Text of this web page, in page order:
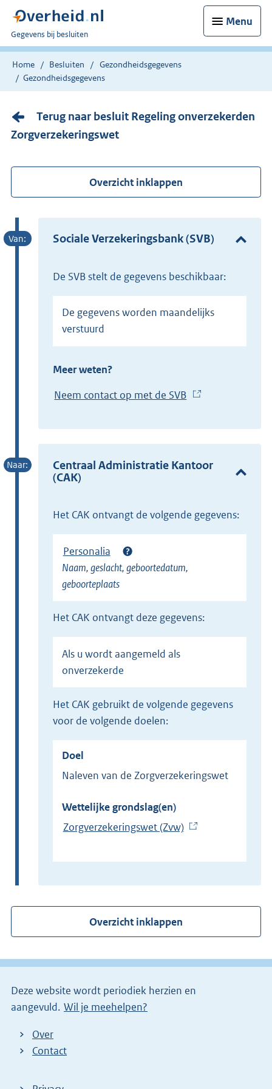
Menu
U
bent
nu
hier:
Gegevens bij besluiten
Home Besluiten
Gezondheidsgegevens
Gezondheidsgegevens
Terug naar besluit Regeling onverzekerden
Zorgverzekeringswet
Overzicht inklappen
Sociale Verzekeringsbank (SVB)
de SVB stelt de gegevens beschikbaar:
De gegevens worden maandelijks
verstuurd
Meer weten?
Neem contact op met de SVB
x
t
e
e
k
Centraal Administratie Kantoor
(CAK)
het CAK ontvangt de volgende gegevens:
Personalia
Naam, geslacht, geboortedatum,
geboorteplaats
het CAK ontvangt deze gegevens:
Als u wordt aangemeld als
onverzekerde
het CAK gebruikt de volgende gegevens
voor de volgende doelen:
Doel
Naleven van de Zorgverzekeringswet
Wettelijke grondslag(en)
Zorgverzekeringswet (Zvw)(
x
r
l
n
Overzicht inklappen
Deze website wordt periodiek herzien en
aangevuld. Wil je meehelpen?
Over
Contact